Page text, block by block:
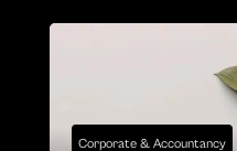
Corporate & Accountancy